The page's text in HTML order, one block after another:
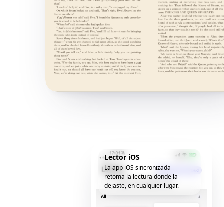
Lector iOS
La app iOS sincronizada —
retoma la lectura donde la
dejaste, en cualquier lugar.